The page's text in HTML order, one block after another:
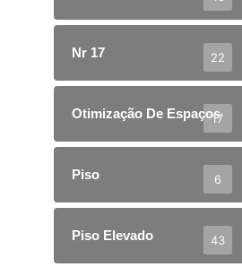
Nr 17 22
Otimização De Espaços
17
Piso 6
Piso Elevado 43